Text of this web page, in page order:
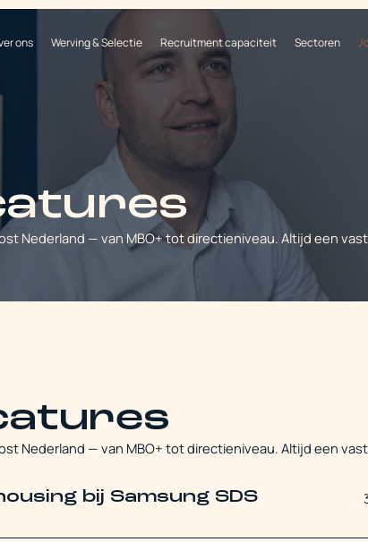
ons Werving & Selectie Recruitment capaciteit Sectoren
Nederland — van MBO+ tot directieniveau. Altijd een
Nederland — van MBO+ tot directieniveau. Altijd een
bij Samsung SDS